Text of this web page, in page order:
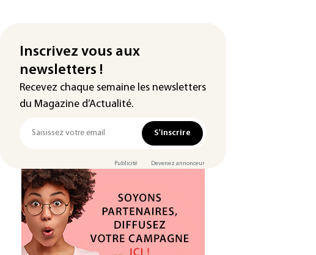
Inscrivez vous aux
newsletters !
Recevez chaque semaine les newsletters
du Magazine d’Actualité.
S'inscrire
Publicité Devenez annonceur